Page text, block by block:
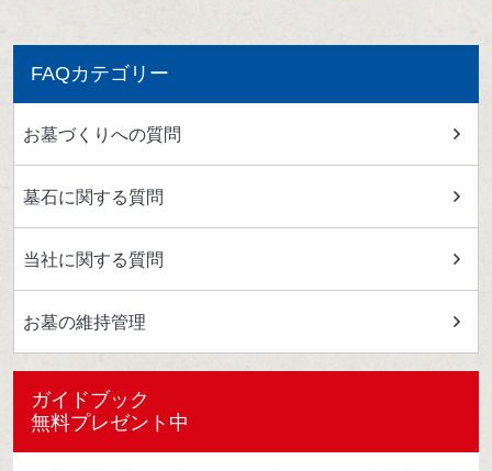
FAQカテゴリー
お墓づくりへの質問
墓石に関する質問
当社に関する質問
お墓の維持管理
ガイドブック
無料プレゼント中